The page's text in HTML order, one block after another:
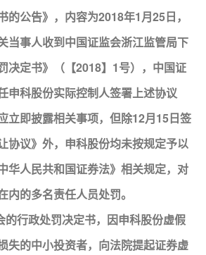
的公告》，内容为2018年1月25日，
当事人收到中国证监会浙江监管局下
决定书》（【2018】1号），中国证
申科股份实际控制人签署上述协议
立即披露相关事项，但除12月15日签
协议》外，申科股份均未按规定予以
华人民共和国证券法》相关规定，对
内的多名责任人员处罚。
行政处罚决定书，因申科股份虚假
失的中小投资者，向法院提起证券虚